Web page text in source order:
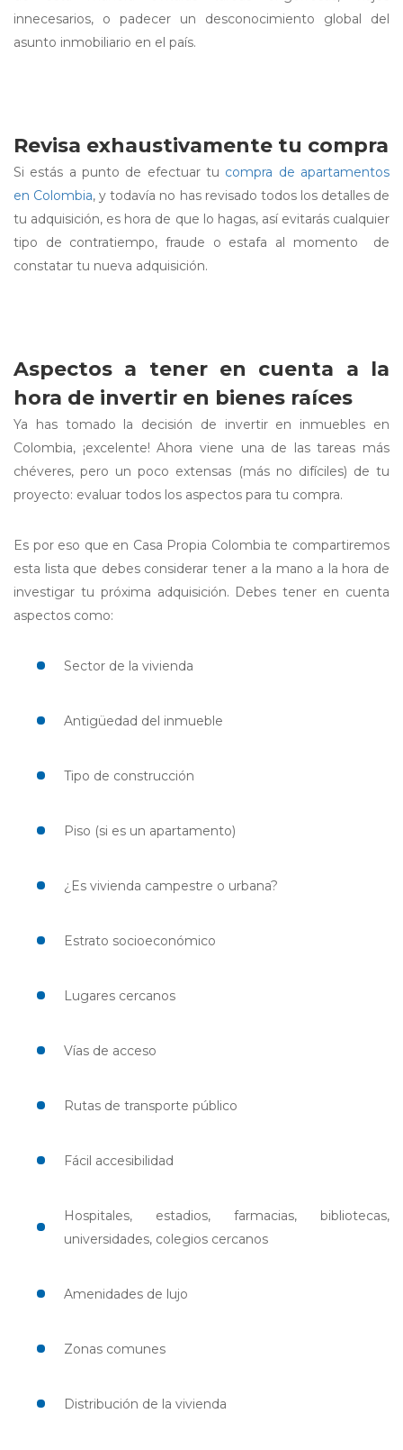
innecesarios, o padecer un desconocimiento global del
asunto inmobiliario en el país.
Revisa exhaustivamente tu compra
Si estás a punto de efectuar tu compra de apartamentos
en Colombia, y todavía no has revisado todos los detalles de
tu adquisición, es hora de que lo hagas, así evitarás cualquier
tipo de contratiempo, fraude o estafa al momento de
constatar tu nueva adquisición.
Aspectos a tener en cuenta a la
hora de invertir en bienes raíces
Ya has tomado la decisión de invertir en inmuebles en
Colombia, ¡excelente! Ahora viene una de las tareas más
chéveres, pero un poco extensas (más no difíciles) de tu
proyecto: evaluar todos los aspectos para tu compra.
Es por eso que en Casa Propia Colombia te compartiremos
esta lista que debes considerar tener a la mano a la hora de
investigar tu próxima adquisición. Debes tener en cuenta
aspectos como:
Sector de la vivienda
Antigüedad del inmueble
Tipo de construcción
Piso (si es un apartamento)
¿Es vivienda campestre o urbana?
Estrato socioeconómico
Lugares cercanos
Vías de acceso
Rutas de transporte público
Fácil accesibilidad
Hospitales, estadios, farmacias, bibliotecas,
universidades, colegios cercanos
Amenidades de lujo
Zonas comunes
Distribución de la vivienda